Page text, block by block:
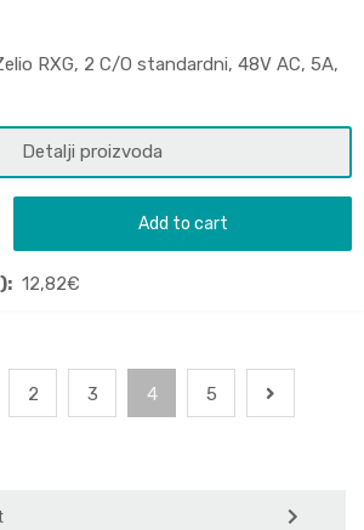
RXG, 2 C/O standardni, 48V AC, 5A,
Detalji proizvoda
Add to cart
12,82€
2 3 4 5